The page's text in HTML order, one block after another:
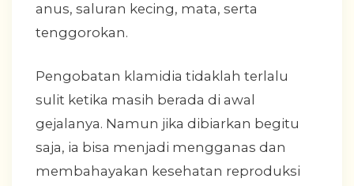
anus, saluran kecing, mata, serta
tenggorokan.
Pengobatan klamidia tidaklah terlalu
sulit ketika masih berada di awal
gejalanya. Namun jika dibiarkan begitu
saja, ia bisa menjadi mengganas dan
membahayakan kesehatan reproduksi